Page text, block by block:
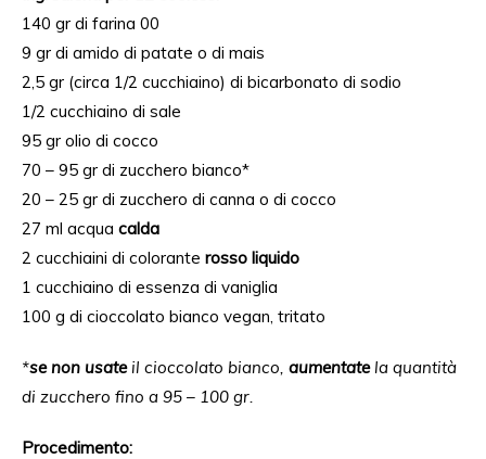
140 gr di farina 00
9 gr di amido di patate o di mais
2,5 gr (circa 1/2 cucchiaino) di bicarbonato di sodio
1/2 cucchiaino di sale
95 gr olio di cocco
70 – 95 gr di zucchero bianco*
20 – 25 gr di zucchero di canna o di cocco
27 ml acqua calda
2 cucchiaini di colorante rosso liquido
1 cucchiaino di essenza di vaniglia
100 g di cioccolato bianco vegan, tritato
*se non usateil cioccolato bianco, aumentatela quantità
di zucchero fino a 95 – 100 gr.
Procedimento: